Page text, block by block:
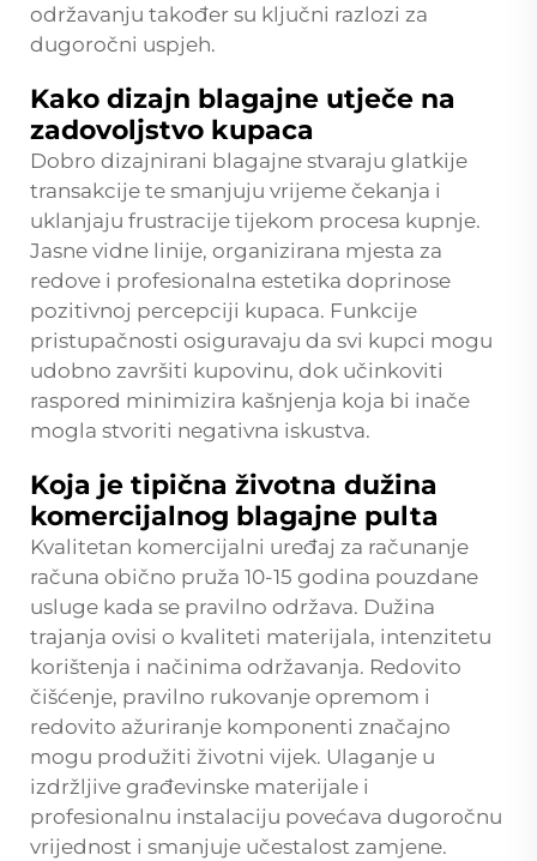
održavanju također su ključni razlozi za
dugoročni uspjeh.
Kako dizajn blagajne utječe na
zadovoljstvo kupaca
Dobro dizajnirani blagajne stvaraju glatkije
transakcije te smanjuju vrijeme čekanja i
uklanjaju frustracije tijekom procesa kupnje.
Jasne vidne linije, organizirana mjesta za
redove i profesionalna estetika doprinose
pozitivnoj percepciji kupaca. Funkcije
pristupačnosti osiguravaju da svi kupci mogu
udobno završiti kupovinu, dok učinkoviti
raspored minimizira kašnjenja koja bi inače
mogla stvoriti negativna iskustva.
Koja je tipična životna dužina
komercijalnog blagajne pulta
Kvalitetan komercijalni uređaj za računanje
računa obično pruža 10-15 godina pouzdane
usluge kada se pravilno održava. Dužina
trajanja ovisi o kvaliteti materijala, intenzitetu
korištenja i načinima održavanja. Redovito
čišćenje, pravilno rukovanje opremom i
redovito ažuriranje komponenti značajno
mogu produžiti životni vijek. Ulaganje u
izdržljive građevinske materijale i
profesionalnu instalaciju povećava dugoročnu
vrijednost i smanjuje učestalost zamjene.